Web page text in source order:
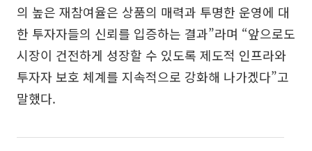
의 높은 재참여율은 상품의 매력과 투명한 운영에 대
한 투자자들의 신뢰를 입증하는 결과”라며 “앞으로도
시장이 건전하게 성장할 수 있도록 제도적 인프라와
투자자 보호 체계를 지속적으로 강화해 나가겠다”고
말했다.